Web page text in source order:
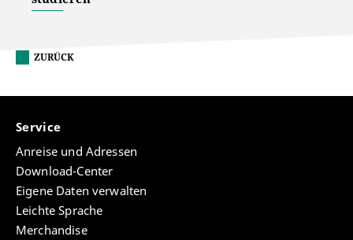
ZURÜCK
Service
Anreise und Adressen
Download-Center
Eigene Daten verwalten
Leichte Sprache
Merchandise